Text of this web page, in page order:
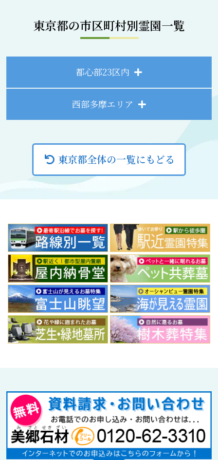
東京都の市区町村別霊園一覧
都心部23区内
西部多摩エリア
東京都全体の一覧にもどる